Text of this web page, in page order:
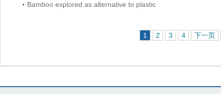
Bamboo explored as alternative to plastic
1 2 3 4 下一页